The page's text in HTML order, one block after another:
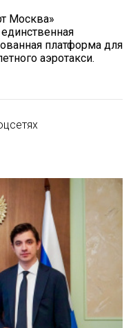
Москва»
платформа для
аэротакси.